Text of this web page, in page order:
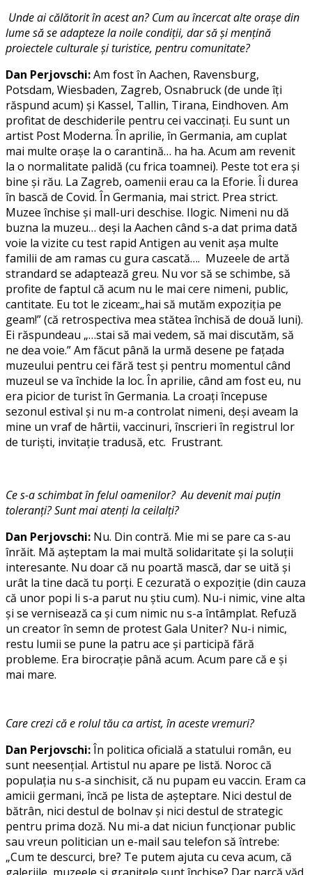
Unde ai călătorit în acest an? Cum au încercat alte orașe din
lume să se adapteze la noile condiții, dar să și mențină
proiectele culturale și turistice, pentru comunitate?
Dan Perjovschi:Am fost în Aachen, Ravensburg,
Potsdam, Wiesbaden, Zagreb, Osnabruck (de unde îți
răspund acum) și Kassel, Tallin, Tirana, Eindhoven. Am
profitat de deschiderile pentru cei vaccinați. Eu sunt un
artist Post Moderna. În aprilie, în Germania, am cuplat
mai multe orașe la o carantină… ha ha. Acum am revenit
la o normalitate palidă (cu frica toamnei). Peste tot era și
bine și rău. La Zagreb, oamenii erau ca la Eforie. Îi durea
în bască de Covid. În Germania, mai strict. Prea strict.
Muzee închise și mall-uri deschise. Ilogic. Nimeni nu dă
buzna la muzeu… deși la Aachen când s-a dat prima dată
voie la vizite cu test rapid Antigen au venit așa multe
familii de am ramas cu gura cascată…. Muzeele de artă
strandard se adaptează greu. Nu vor să se schimbe, să
profite de faptul că acum nu le mai cere nimeni, public,
cantitate. Eu tot le ziceam:„hai să mutăm expoziția pe
geam!” (că retrospectiva mea stătea închisă de două luni).
Ei răspundeau „…stai să mai vedem, să mai discutăm, să
ne dea voie.” Am făcut până la urmă desene pe fațada
muzeului pentru cei fără test și pentru momentul când
muzeul se va închide la loc. În aprilie, când am fost eu, nu
era picior de turist în Germania. La croați începuse
sezonul estival și nu m-a controlat nimeni, deși aveam la
mine un vraf de hârtii, vaccinuri, înscrieri în registrul lor
de turiști, invitație tradusă, etc. Frustrant.
Ce s-a schimbat în felul oamenilor? Au devenit mai puțin
toleranți? Sunt mai atenți la ceilalți?
Dan Perjovschi: Nu. Din contră. Mie mi se pare ca s-au
înrăit. Mă așteptam la mai multă solidaritate și la soluții
interesante. Nu doar că nu poartă mască, dar se uită și
urât la tine dacă tu porți. E cezurată o expoziție (din cauza
că unor popi li s-a parut nu știu cum). Nu-i nimic, vine alta
și se vernisează ca și cum nimic nu s-a întâmplat. Refuză
un creator în semn de protest Gala Uniter? Nu-i nimic,
restu lumii se pune la patru ace și participă fără
probleme. Era birocrație până acum. Acum pare că e și
mai mare.
Care crezi că e rolul tău ca artist, în aceste vremuri?
Dan Perjovschi:În politica oficială a statului român, eu
sunt neesențial. Artistul nu apare pe listă. Noroc că
populația nu s-a sinchisit, că nu pupam eu vaccin. Eram ca
amicii germani, încă pe lista de așteptare. Nici destul de
bătrân, nici destul de bolnav și nici destul de strategic
pentru prima doză. Nu mi-a dat niciun funcționar public
sau vreun politician un e-mail sau telefon să întrebe:
„Cum te descurci, bre? Te putem ajuta cu ceva acum, că